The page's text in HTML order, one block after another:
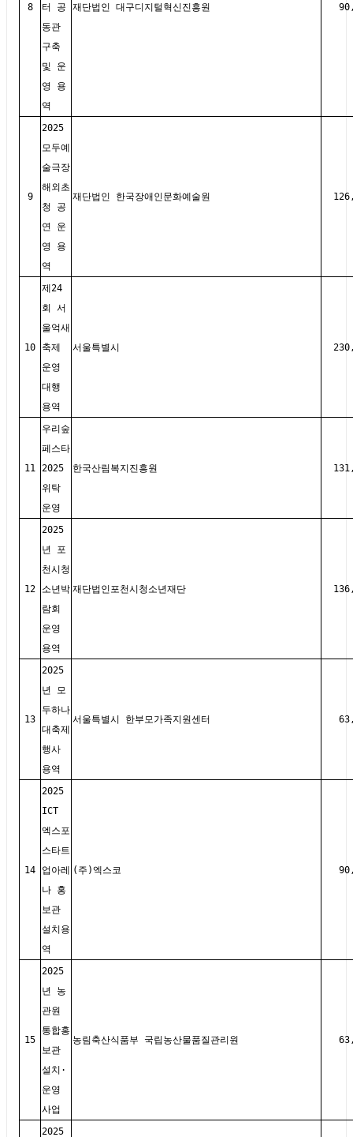
8
터 공
동관
구축
및 운
영 용
역
재단법인 대구디지털혁신진흥원
9
2025
모두예
술극장
해외초
청 공
연 운
영 용
역
재단법인 한국장애인문화예술원
10
제24
회 서
울억새
축제
운영
대행
용역
서울특별시
11
우리숲
페스타
2025
위탁
운영
한국산림복지진흥원
12
2025
년 포
천시청
소년박
람회
운영
용역
재단법인포천시청소년재단
13
2025
년 모
두하나
대축제
행사
용역
서울특별시 한부모가족지원센터
14
2025
ICT
엑스포
스타트
업아레
나 홍
보관
설치용
역
(주)엑스코
15
2025
년 농
관원
통합홍
보관
설치·
운영
사업
농림축산식품부 국립농산물품질관리원
2025